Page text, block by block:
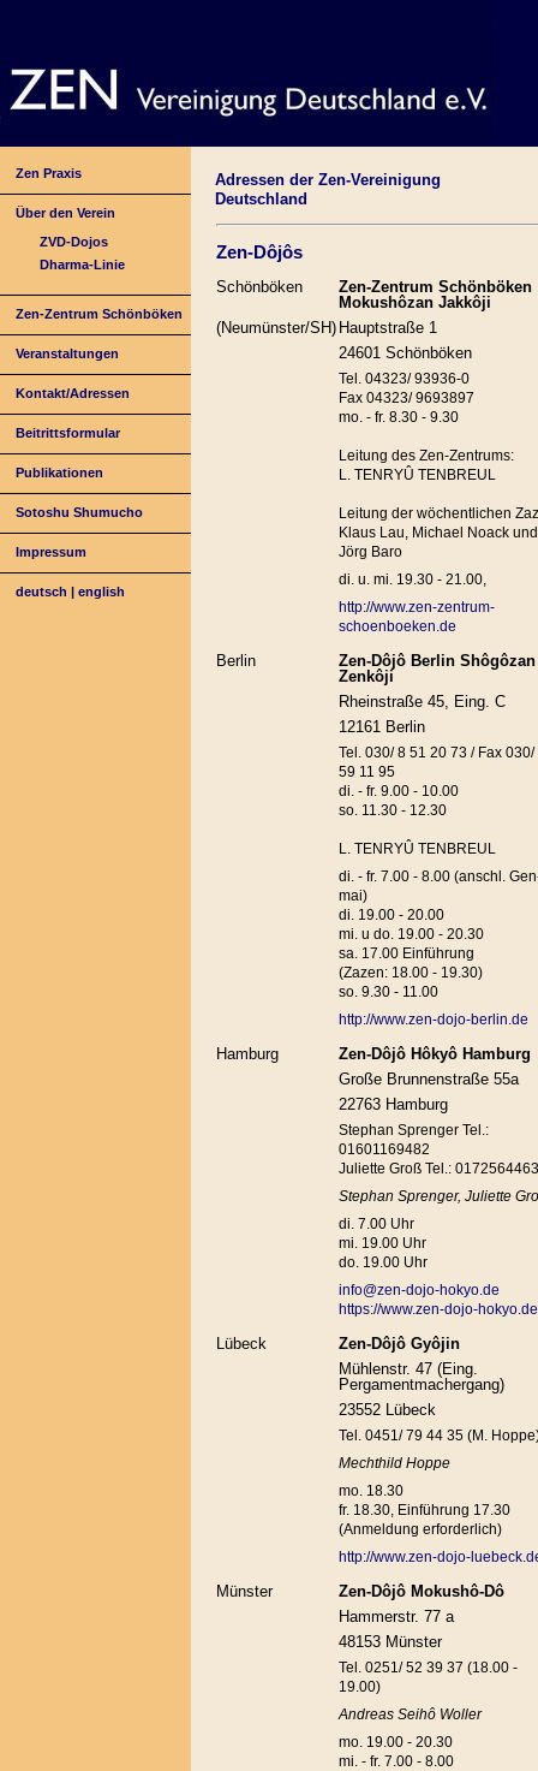
Zen Praxis
Über den Verein
ZVD-Dojos
Dharma-Linie
Zen-Zentrum Schönböken
Veranstaltungen
Kontakt/Adressen
Beitrittsformular
Publikationen
Sotoshu Shumucho
Impressum
deutsch |english
Adressen der Zen-Vereinigung
Deutschland
Zen-Dôjôs
Schönböken
Zen-Zentrum Schönböken
Mokushôzan Jakkôji
(Neumünster/SH) Hauptstraße 1
24601 Schönböken
Tel. 04323/ 93936-0
Fax 04323/ 9693897
mo. - fr. 8.30 - 9.30
Leitung des Zen-Zentrums:
L. TENRYÛ TENBREUL
Leitung der wöchentlichen
Klaus Lau, Michael Noack und
Jörg Baro
di. u. mi. 19.30 - 21.00,
http://www.zen-zentrum-
schoenboeken.de
Berlin
Zen-Dôjô Berlin Shôgôzan
Zenkôji
Rheinstraße 45, Eing. C
12161 Berlin
Tel. 030/ 8 51 20 73 / Fax 030/
59 11 95
di. - fr. 9.00 - 10.00
so. 11.30 - 12.30
L. TENRYÛ TENBREUL
di. - fr. 7.00 - 8.00 (anschl.
mai)
di. 19.00 - 20.00
mi. u do. 19.00 - 20.30
sa. 17.00 Einführung
(Zazen: 18.00 - 19.30)
so. 9.30 - 11.00
http://www.zen-dojo-berlin.de
Hamburg
Zen-Dôjô Hôkyô Hamburg
Große Brunnenstraße 55a
22763 Hamburg
Stephan Sprenger Tel.:
01601169482
Juliette Groß Tel.: 0172564463
Stephan Sprenger, Juliette
di. 7.00 Uhr
mi. 19.00 Uhr
do. 19.00 Uhr
info@zen-dojo-hokyo.de
https://www.zen-dojo-
Lübeck
Zen-Dôjô Gyôjin
Mühlenstr. 47 (Eing.
Pergamentmachergang)
23552 Lübeck
Tel. 0451/ 79 44 35 (M.
Mechthild Hoppe
mo. 18.30
fr. 18.30, Einführung 17.30
(Anmeldung erforderlich)
http://www.zen-dojo-
Münster
Zen-Dôjô Mokushô-Dô
Hammerstr. 77 a
48153 Münster
Tel. 0251/ 52 39 37 (18.00 -
19.00)
Andreas Seihô Woller
mo. 19.00 - 20.30
mi. - fr. 7.00 - 8.00